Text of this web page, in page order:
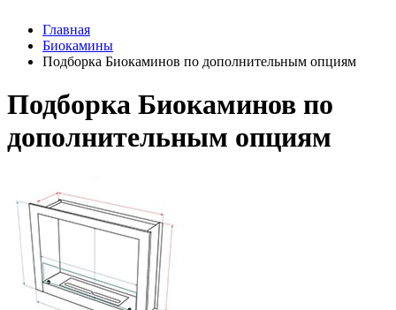
Главная
Биокамины
Подборка Биокаминов по дополнительным опциям
Подборка Биокаминов по
дополнительным опциям